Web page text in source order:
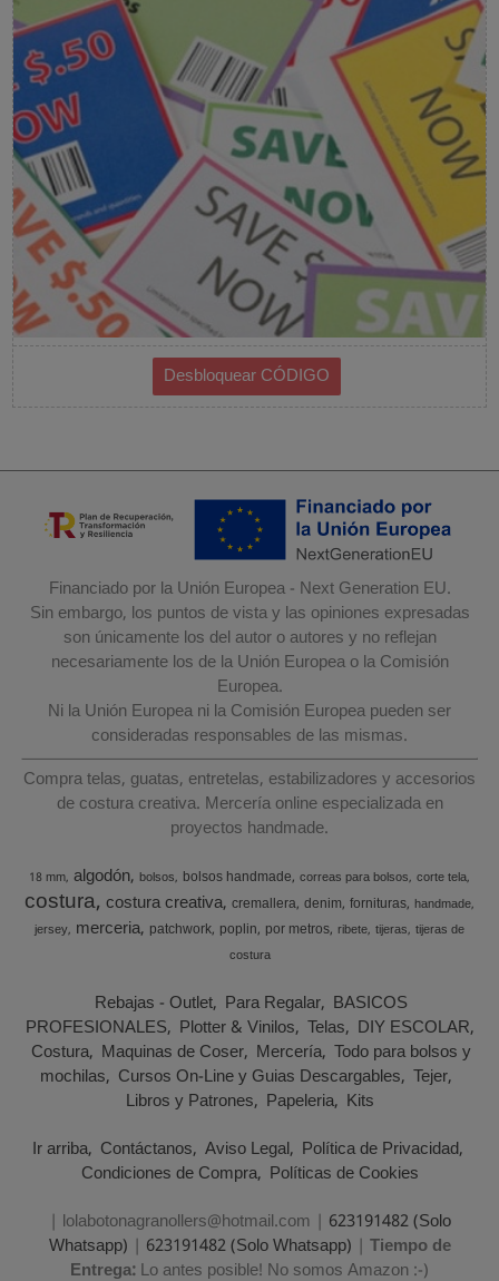
Financiado por la Unión Europea - Next Generation EU.
Sin embargo, los puntos de vista y las opiniones expresadas
son únicamente los del autor o autores y no reflejan
necesariamente los de la Unión Europea o la Comisión
Europea.
Ni la Unión Europea ni la Comisión Europea pueden ser
consideradas responsables de las mismas.
Compra telas, guatas, entretelas, estabilizadores y accesorios
de costura creativa. Mercería online especializada en
proyectos handmade.
18 mm algodón bolsos bolsos handmade correas para bolsos corte tela
costura costura creativa cremallera denim fornituras handmade
jersey merceria patchwork poplin por metros ribete tijeras tijeras de
costura
Rebajas - Outlet Para Regalar BASICOS
PROFESIONALES Plotter & Vinilos Telas DIY ESCOLAR
Costura Maquinas de Coser Mercería Todo para bolsos y
mochilas Cursos On-Line y Guias Descargables Tejer
Libros y Patrones Papeleria Kits
Ir arriba Contáctanos Aviso Legal Política de Privacidad
Condiciones de Compra Políticas de Cookies
| lolabotonagranollers@hotmail.com | 623191482 (Solo
Whatsapp) | 623191482 (Solo Whatsapp) | Tiempo de
Entrega:Lo antes posible! No somos Amazon :-)